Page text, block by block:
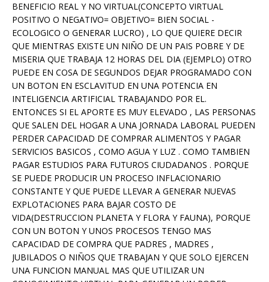
BENEFICIO REAL Y NO VIRTUAL(CONCEPTO VIRTUAL
POSITIVO O NEGATIVO= OBJETIVO= BIEN SOCIAL -
ECOLOGICO O GENERAR LUCRO) , LO QUE QUIERE DECIR
QUE MIENTRAS EXISTE UN NIÑO DE UN PAIS POBRE Y DE
MISERIA QUE TRABAJA 12 HORAS DEL DIA (EJEMPLO) OTRO
PUEDE EN COSA DE SEGUNDOS DEJAR PROGRAMADO CON
UN BOTON EN ESCLAVITUD EN UNA POTENCIA EN
INTELIGENCIA ARTIFICIAL TRABAJANDO POR EL.
ENTONCES SI EL APORTE ES MUY ELEVADO , LAS PERSONAS
QUE SALEN DEL HOGAR A UNA JORNADA LABORAL PUEDEN
PERDER CAPACIDAD DE COMPRAR ALIMENTOS Y PAGAR
SERVICIOS BASICOS , COMO AGUA Y LUZ . COMO TAMBIEN
PAGAR ESTUDIOS PARA FUTUROS CIUDADANOS . PORQUE
SE PUEDE PRODUCIR UN PROCESO INFLACIONARIO
CONSTANTE Y QUE PUEDE LLEVAR A GENERAR NUEVAS
EXPLOTACIONES PARA BAJAR COSTO DE
VIDA(DESTRUCCION PLANETA Y FLORA Y FAUNA), PORQUE
CON UN BOTON Y UNOS PROCESOS TENGO MAS
CAPACIDAD DE COMPRA QUE PADRES , MADRES ,
JUBILADOS O NIÑOS QUE TRABAJAN Y QUE SOLO EJERCEN
UNA FUNCION MANUAL MAS QUE UTILIZAR UN